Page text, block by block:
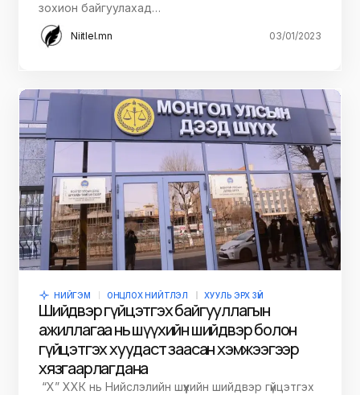
зохион байгуулахад…
Niitlel.mn 03/01/2023
НИЙГЭМ ОНЦЛОХ НИЙТЛЭЛ ХУУЛЬ ЭРХ ЗҮЙ
Шийдвэр гүйцэтгэх байгууллагын
ажиллагаа нь шүүхийн шийдвэр болон
гүйцэтгэх хуудаст заасан хэмжээгээр
хязгаарлагдана
“Х” ХХК нь Нийслэлийн шүүхийн шийдвэр гүйцэтгэх